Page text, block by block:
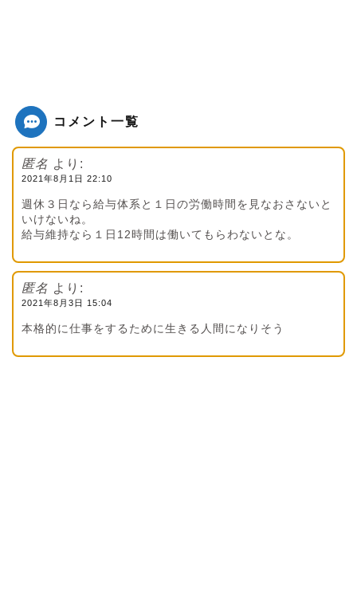
コメント一覧
匿名 より:
2021年8月1日 22:10
週休３日なら給与体系と１日の労働時間を見なおさないと
いけないね。
給与維持なら１日12時間は働いてもらわないとな。
匿名 より:
2021年8月3日 15:04
本格的に仕事をするために生きる人間になりそう